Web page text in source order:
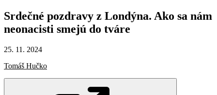
Srdečné pozdravy z Londýna. Ako sa nám
neonacisti smejú do tváre
25. 11. 2024
Tomáš Hučko